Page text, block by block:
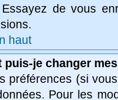
de vous
haut
puis-je changer
préférences (si
Pour les